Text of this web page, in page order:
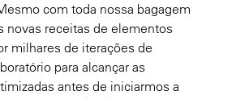
com toda nossa bagagem
novas receitas de elementos
milhares de iterações de
para alcançar as
antes de iniciarmos a